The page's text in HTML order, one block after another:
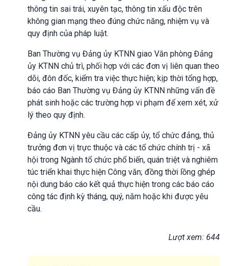
thông tin sai trái, xuyên tạc, thông tin xấu độc trên
không gian mạng theo đúng chức năng, nhiệm vụ và
quy định của pháp luật.
Ban Thường vụ Đảng ủy KTNN giao Văn phòng Đảng
ủy KTNN chủ trì, phối hợp với các đơn vị liên quan theo
dõi, đôn đốc, kiểm tra việc thực hiện; kịp thời tổng hợp,
báo cáo Ban Thường vụ Đảng ủy KTNN những vấn đề
phát sinh hoặc các trường hợp vi phạm để xem xét, xử
lý theo quy định.
Đảng ủy KTNN yêu cầu các cấp ủy, tổ chức đảng, thủ
trưởng đơn vị trực thuộc và các tổ chức chính trị - xã
hội trong Ngành tổ chức phổ biến, quán triệt và nghiêm
túc triển khai thực hiện Công văn; đồng thời lồng ghép
nội dung báo cáo kết quả thực hiện trong các báo cáo
công tác định kỳ tháng, quý, năm hoặc khi được yêu
cầu.
Lượt xem: 644